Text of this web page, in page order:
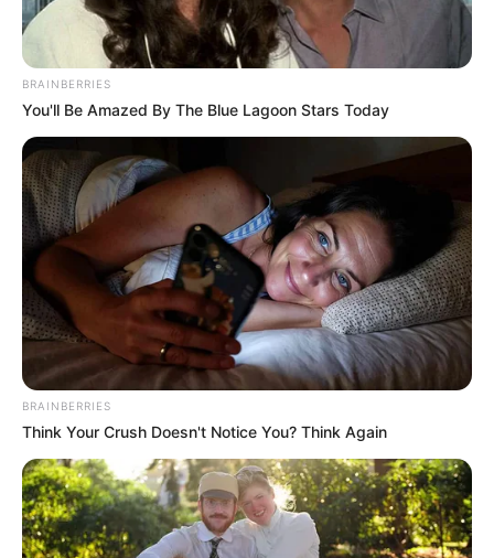
BRAINBERRIES
You'll Be Amazed By The Blue Lagoon Stars Today
BRAINBERRIES
Think Your Crush Doesn't Notice You? Think Again